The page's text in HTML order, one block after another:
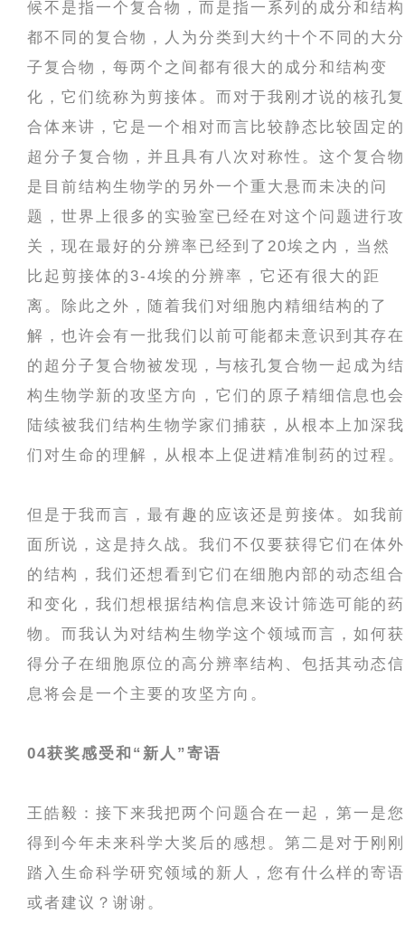
候不是指一个复合物，而是指一系列的成分和结构
都不同的复合物，人为分类到大约十个不同的大分
子复合物，每两个之间都有很大的成分和结构变
化，它们统称为剪接体。而对于我刚才说的核孔复
合体来讲，它是一个相对而言比较静态比较固定的
超分子复合物，并且具有八次对称性。这个复合物
是目前结构生物学的另外一个重大悬而未决的问
题，世界上很多的实验室已经在对这个问题进行攻
关，现在最好的分辨率已经到了20埃之内，当然
比起剪接体的3-4埃的分辨率，它还有很大的距
离。除此之外，随着我们对细胞内精细结构的了
解，也许会有一批我们以前可能都未意识到其存在
的超分子复合物被发现，与核孔复合物一起成为结
构生物学新的攻坚方向，它们的原子精细信息也会
陆续被我们结构生物学家们捕获，从根本上加深我
们对生命的理解，从根本上促进精准制药的过程。
但是于我而言，最有趣的应该还是剪接体。如我前
面所说，这是持久战。我们不仅要获得它们在体外
的结构，我们还想看到它们在细胞内部的动态组合
和变化，我们想根据结构信息来设计筛选可能的药
物。而我认为对结构生物学这个领域而言，如何获
得分子在细胞原位的高分辨率结构、包括其动态信
息将会是一个主要的攻坚方向。
04获奖感受和“新人”寄语
王皓毅：接下来我把两个问题合在一起，第一是您
得到今年未来科学大奖后的感想。第二是对于刚刚
踏入生命科学研究领域的新人，您有什么样的寄语
或者建议？谢谢。